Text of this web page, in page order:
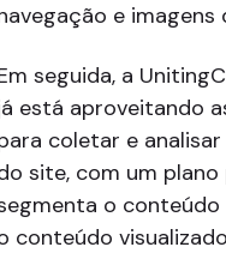
e imagens
seguida, a
está aproveitando
coletar e
site, com um
o
conteúdo